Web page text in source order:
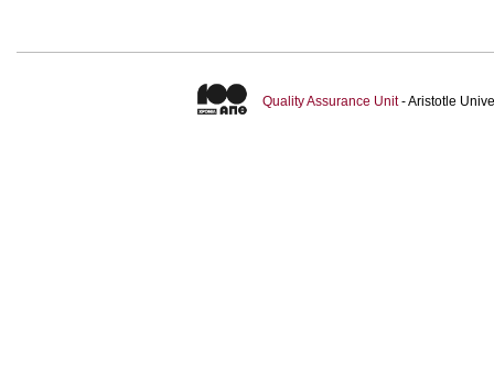
Quality Assurance Unit- Aristotle